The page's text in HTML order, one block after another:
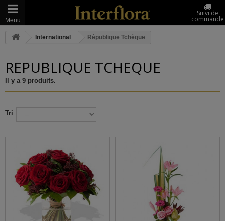
Menu
Suivi de
commande
International République Tchèque
RÉPUBLIQUE TCHÈQUE
Il y a 9 produits.
Tri